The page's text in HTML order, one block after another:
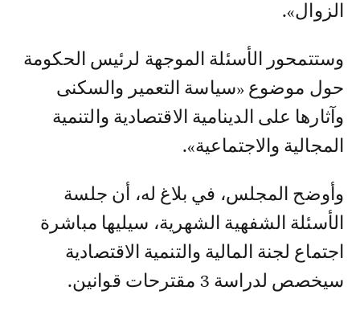
الزوال».
وستتمحور الأسئلة الموجهة لرئيس الحكومة
حول موضوع «سياسة التعمير والسكنى
وآثارها على الدينامية الاقتصادية والتنمية
المجالية والاجتماعية».
وأوضح المجلس، في بلاغ له، أن جلسة
الأسئلة الشفهية الشهرية، سيليها مباشرة
اجتماع لجنة المالية والتنمية الاقتصادية
سيخصص لدراسة 3 مقترحات قوانين.